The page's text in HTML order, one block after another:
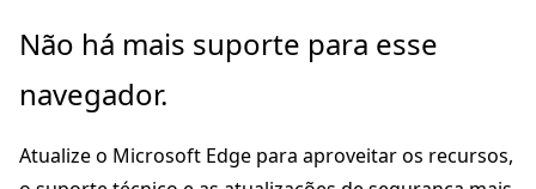
Pular
o
principal
Não há mais suporte para esse
navegador.
Atualize o Microsoft Edge para aproveitar os recursos,